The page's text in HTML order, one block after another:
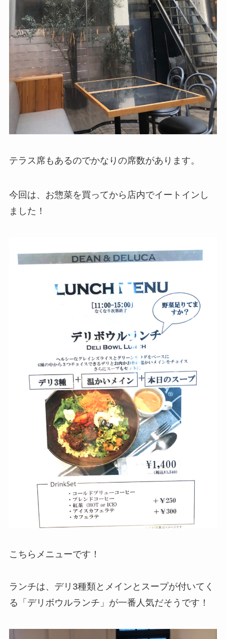
テラス席もあるのでかなりの席数があります。
今回は、お惣菜を買ってから店内でイートインし
ました！
こちらメニューです！
ランチは、デリ3種類とメインとスープが付いてく
る「デリボウルランチ」が一番人気だそうです！